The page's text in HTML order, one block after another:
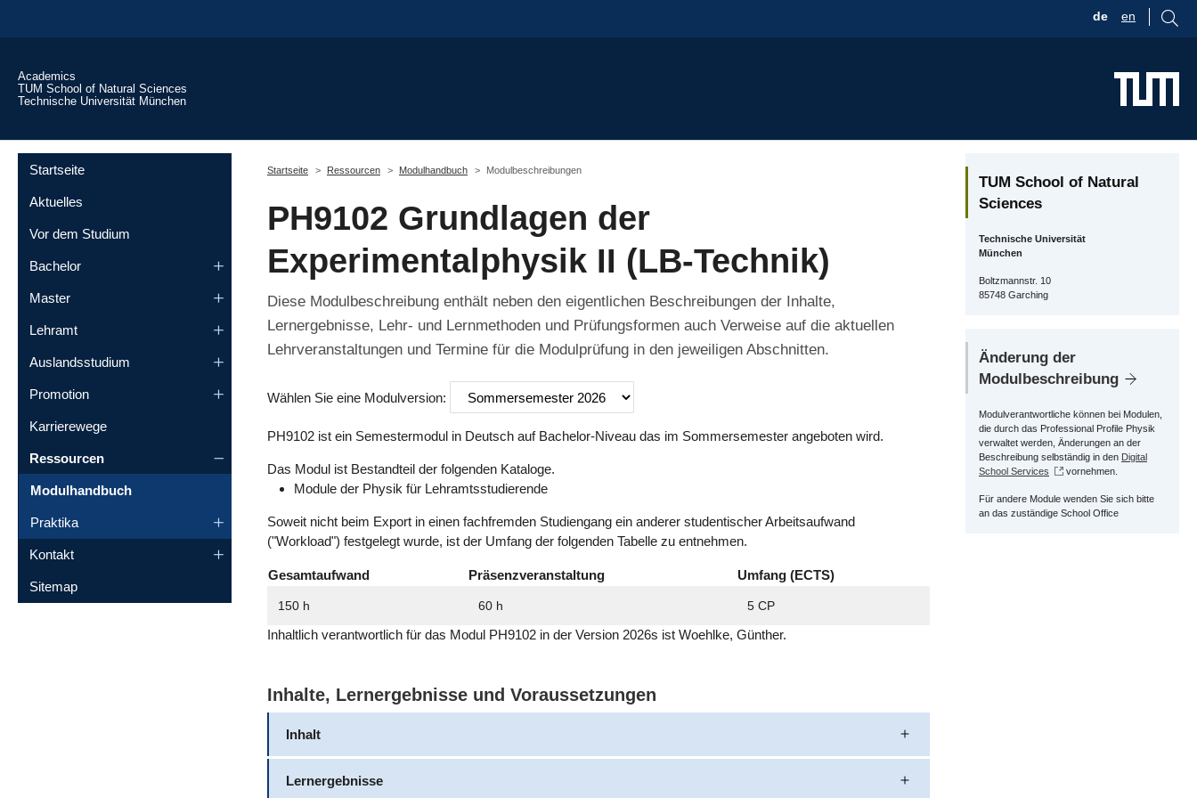
de en
Academics
TUM School of Natural Sciences
Technische Universität München
Startseite
Aktuelles
Vor dem Studium
Bachelor
Master
Lehramt
Auslandsstudium
Promotion
Karrierewege
Ressourcen
Modulhandbuch
Praktika
Kontakt
Sitemap
Startseite
Ressourcen Modulhandbuch Modulbeschreibungen
PH9102 Grundlagen der
Experimentalphysik II (LB-Technik)
Diese Modulbeschreibung enthält neben den eigentlichen Beschreibungen der Inhalte,
Lernergebnisse, Lehr- und Lernmethoden und Prüfungsformen auch Verweise auf die aktuellen
Lehrveranstaltungen und Termine für die Modulprüfung in den jeweiligen Abschnitten.
Wählen Sie eine Modulversion:
PH9102 ist ein Semestermodul in Deutsch auf Bachelor-Niveau das im Sommersemester angeboten wird.
Das Modul ist Bestandteil der folgenden Kataloge.
Module der Physik für Lehramtsstudierende
Soweit nicht beim Export in einen fachfremden Studiengang ein anderer studentischer Arbeitsaufwand
("Workload") festgelegt wurde, ist der Umfang der folgenden Tabelle zu entnehmen.
Gesamtaufwand Präsenzveranstaltung Umfang (ECTS)
150 h 60 h 5 CP
Inhaltlich verantwortlich für das Modul PH9102 in der Version 2026s ist Woehlke, Günther.
Inhalte, Lernergebnisse und Voraussetzungen
Inhalt
Lernergebnisse
TUM School of Natural
Sciences
Technische Universität
München
Boltzmannstr. 10
85748 Garching
Änderung der
Modulbeschreibung
Modulverantwortliche können bei Modulen,
die durch das Professional Profile Physik
verwaltet werden, Änderungen an der
Beschreibung selbständig in den Digital
School Services
vornehmen.
Für andere Module wenden Sie sich bitte
an das zuständige School Office